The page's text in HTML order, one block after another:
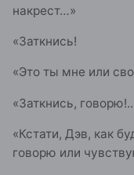
накрест…»
«Заткнись!
«Это ты мне или
«Заткнись,
«Кстати, Дэв, как
говорю или